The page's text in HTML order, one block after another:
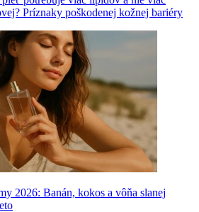
Príznaky poškodenej kožnej bariéry
2026: Banán, kokos a vôňa slanej